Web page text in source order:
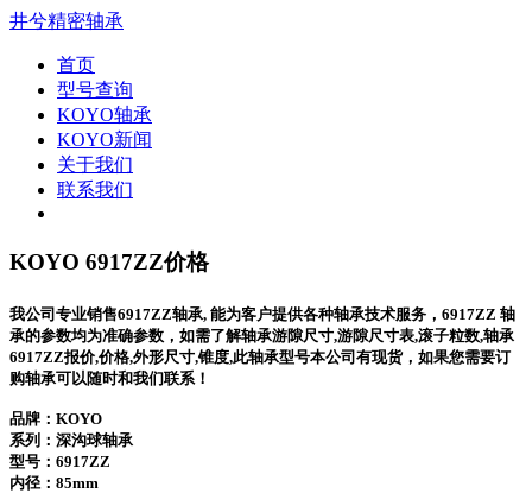
井兮精密轴承
首页
型号查询
KOYO轴承
KOYO新闻
关于我们
联系我们
KOYO 6917ZZ价格
我公司专业销售6917ZZ轴承, 能为客户提供各种轴承技术服务，6917ZZ 轴
承的参数均为准确参数，如需了解轴承游隙尺寸,游隙尺寸表,滚子粒数,轴承
6917ZZ报价,价格,外形尺寸,锥度,此轴承型号本公司有现货，如果您需要订
购轴承可以随时和我们联系！
品牌：KOYO
系列：深沟球轴承
型号： 6917ZZ
内径：85mm